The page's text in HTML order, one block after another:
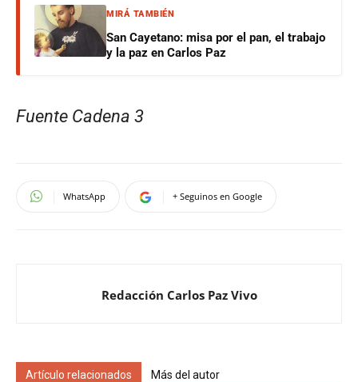
MIRÁ TAMBIÉN
San Cayetano: misa por el pan, el trabajo
y la paz en Carlos Paz
Fuente Cadena 3
WhatsApp + Seguinos en Google
Redacción Carlos Paz Vivo
Artículo relacionados Más del autor